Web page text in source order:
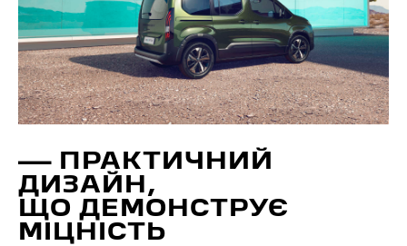
— ПРАКТИЧНИЙ
ДИЗАЙН,
ЩО ДЕМОНСТРУЄ
МІЦНІСТЬ